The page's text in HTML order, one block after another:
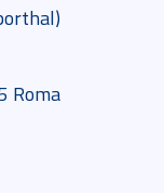
Roma